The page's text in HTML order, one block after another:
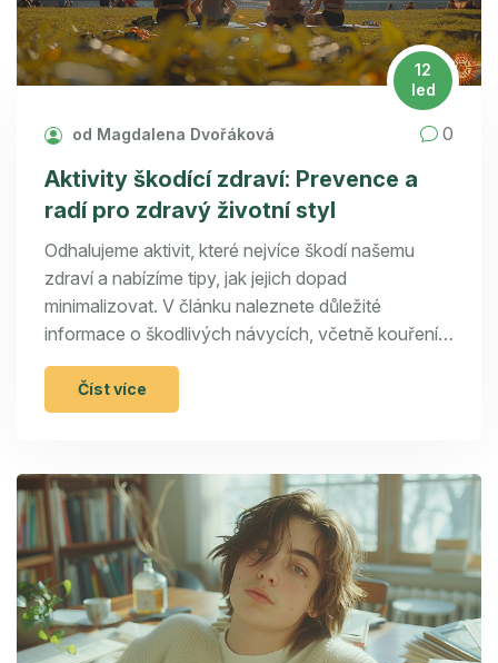
12
led
od Magdalena Dvořáková 0
Aktivity škodící zdraví: Prevence a
radí pro zdravý životní styl
Odhalujeme aktivit, které nejvíce škodí našemu
zdraví a nabízíme tipy, jak jejich dopad
minimalizovat. V článku naleznete důležité
informace o škodlivých návycích, včetně kouření,
sedavého způsobu života, nezdravé stravy a
stresu. Dále poskytujeme návrhy pro zdravější
životní volby a zdůrazňujeme význam prevence
Číst více